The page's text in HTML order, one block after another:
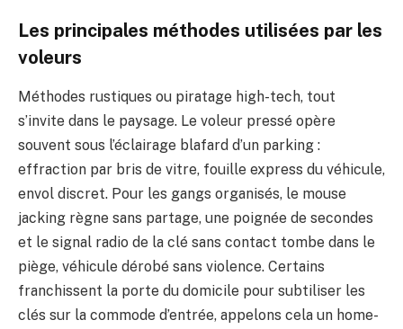
Les principales méthodes utilisées par les
voleurs
Méthodes rustiques ou piratage high-tech, tout
s’invite dans le paysage. Le voleur pressé opère
souvent sous l’éclairage blafard d’un parking :
effraction par bris de vitre, fouille express du véhicule,
envol discret. Pour les gangs organisés, le mouse
jacking règne sans partage, une poignée de secondes
et le signal radio de la clé sans contact tombe dans le
piège, véhicule dérobé sans violence. Certains
franchissent la porte du domicile pour subtiliser les
clés sur la commode d’entrée, appelons cela un home-